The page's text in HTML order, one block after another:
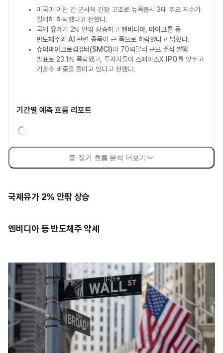
미국과 이란 간 군사적 긴장 고조로 뉴욕증시 3대 주요 지수가
일제히 하락했다고 전했다.
국제 유가가 2% 안팎 상승하고 엔비디아, 마이크론 등
반도체주와 AI 관련 종목이 큰 폭으로 하락했다고 밝혔다.
슈퍼마이크로컴퓨터(SMCI)의 70억달러 규모주식 발행
발표로 23.1% 폭락했고, 투자자들이 스페이스X
IPO를 앞두고
기술주 비중을 줄이고 있다고 전했다.
기간별 예측 흐름 리포트
중·장기 흐름 분석 더보기
국제유가 2% 안팎 상승
엔비디아 등 반도체주 약세